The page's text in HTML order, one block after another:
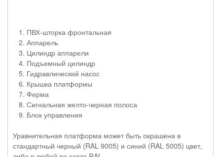
ПВХ-шторка фронтальная
Аппарель
Цилиндр аппарели
Подъемный цилиндр
Гидравлический насос
Крышка платформы
Ферма
Сигнальная желто-черная полоса
Блок управления
Уравнительная платформа может быть окрашена в
стандартный черный (RAL 9005) и синий (RAL 5005) цвет,